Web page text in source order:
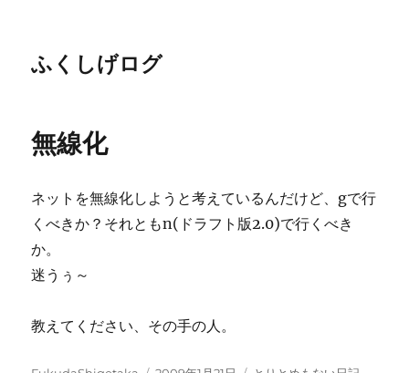
ふくしげログ
無線化
ネットを無線化しようと考えているんだけど、gで行
くべきか？それともn(ドラフト版2.0)で行くべき
か。
迷うぅ～
教えてください、その手の人。